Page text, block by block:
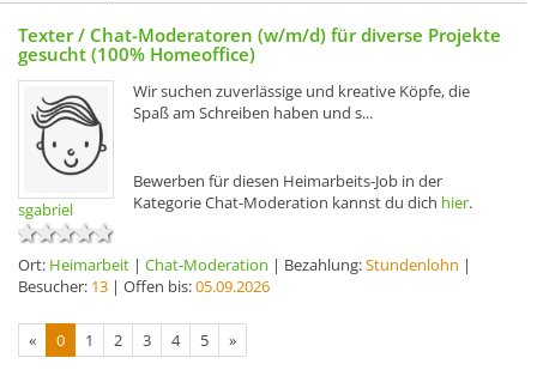
Texter / Chat-Moderatoren (w/m/d) für diverse Projekte
gesucht (100% Homeoffice)
sgabriel
Wir suchen zuverlässige und kreative Köpfe, die
Spaß am Schreiben haben und s...
Bewerben für diesen Heimarbeits-Job in der
Kategorie Chat-Moderation kannst du dich hier.
Ort: Heimarbeit | Chat-Moderation | Bezahlung:Stundenlohn |
Besucher: 13 | Offen bis:05.09.2026
« 0 1 2 3 4 5 »